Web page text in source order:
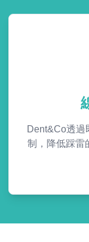
Dent&Co透過
制，降低踩雷